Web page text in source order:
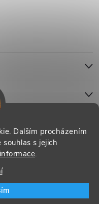
Dalším procházením
s jejich
.
práva vyhrazena.